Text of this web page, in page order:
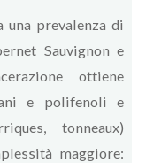
una prevalenza di
Sauvignon e
ottiene
e polifenoli e
tonneaux)
maggiore: